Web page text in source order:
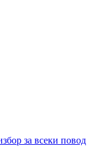
за всеки повод